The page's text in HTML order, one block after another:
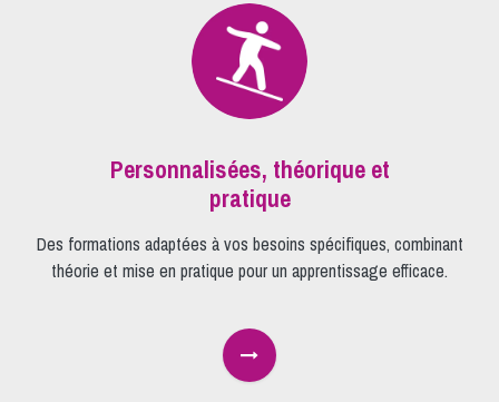
Personnalisée​s, théorique et
pratique
Des formations adaptées à vos besoins spécifiques, combinant
théorie et mise en pratique pour un apprentissage efficace.